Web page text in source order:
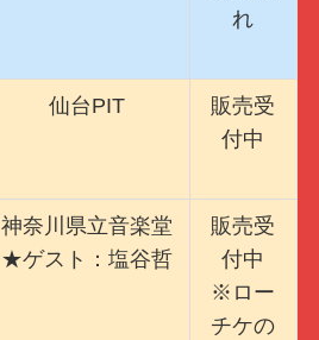
れ
仙台PIT
販売受
付中
神奈川県立音楽堂
★ゲスト：塩谷哲
販売受
付中
※ロー
チケの